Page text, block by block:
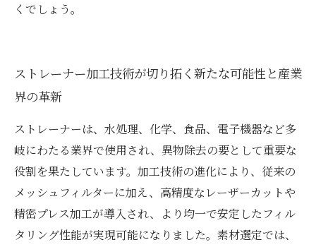
くでしょう。
ストレーナー加工技術が切り拓く新たな可能性と産業
界の革新
ストレーナーは、水処理、化学、食品、電子機器など多
岐にわたる業界で使用され、異物除去の要として重要な
役割を果たしています。加工技術の進化により、従来の
メッシュフィルターに加え、高精度なレーザーカットや
精密プレス加工が導入され、より均一で安定したフィル
タリング性能が実現可能になりました。素材選定では、